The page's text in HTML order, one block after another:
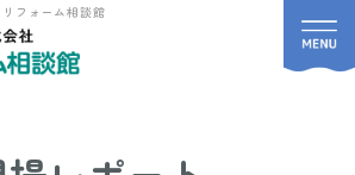
フォーム相談館